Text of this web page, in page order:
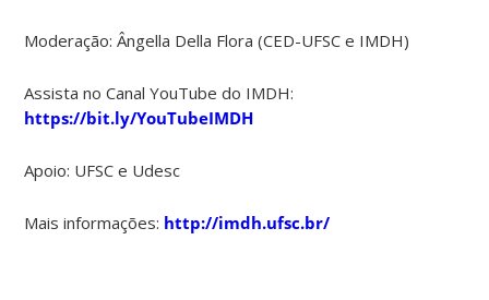
Moderação: Ângella Della Flora (CED-UFSC e IMDH)
Assista no Canal YouTube do IMDH:
https://bit.ly/YouTubeIMDH
Apoio: UFSC e Udesc
Mais informações: http://imdh.ufsc.br/